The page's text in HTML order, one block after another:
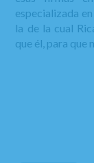
especializada en
la de la cual
que él, para que